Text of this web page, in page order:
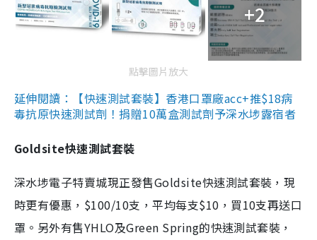
+2
點擊圖片放大
延伸閱讀：【快速測試套裝】香港口罩廠acc+推$18病
毒抗原快速測試劑！捐贈10萬盒測試劑予深水埗露宿者
Goldsite快速測試套裝
深水埗電子特賣城現正發售Goldsite快速測試套裝，現
時更有優惠，$100/10支，平均每支$10，買10支再送口
罩。另外有售YHLO及Green Spring的快速測試套裝，